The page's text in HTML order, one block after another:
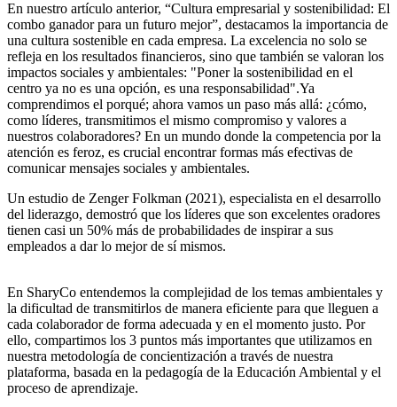
En nuestro artículo anterior, “Cultura empresarial y sostenibilidad: El
combo ganador para un futuro mejor”, destacamos la importancia de
una cultura sostenible en cada empresa. La excelencia no solo se
refleja en los resultados financieros, sino que también se valoran los
impactos sociales y ambientales: "Poner la sostenibilidad en el
centro ya no es una opción, es una responsabilidad".Ya
comprendimos el porqué; ahora vamos un paso más allá: ¿cómo,
como líderes, transmitimos el mismo compromiso y valores a
nuestros colaboradores? En un mundo donde la competencia por la
atención es feroz, es crucial encontrar formas más efectivas de
comunicar mensajes sociales y ambientales.
Un estudio de Zenger Folkman (2021), especialista en el desarrollo
del liderazgo, demostró que los líderes que son excelentes oradores
tienen casi un 50% más de probabilidades de inspirar a sus
empleados a dar lo mejor de sí mismos.
En SharyCo entendemos la complejidad de los temas ambientales y
la dificultad de transmitirlos de manera eficiente para que lleguen a
cada colaborador de forma adecuada y en el momento justo. Por
ello, compartimos los 3 puntos más importantes que utilizamos en
nuestra metodología de concientización a través de nuestra
plataforma, basada en la pedagogía de la Educación Ambiental y el
proceso de aprendizaje.